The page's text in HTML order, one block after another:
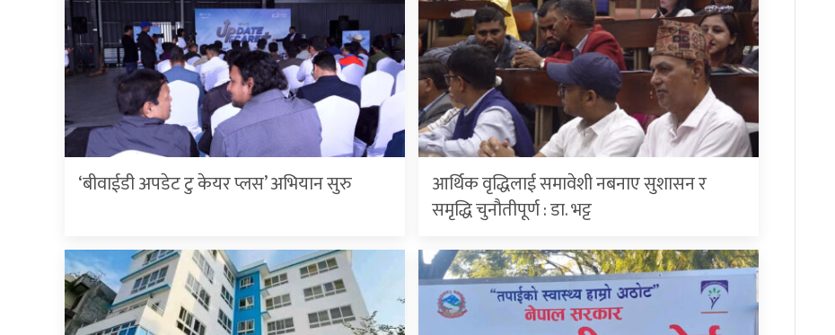
‘बीवाईडी अपडेट टु केयर प्लस’ अभियान सुरु
आर्थिक वृद्धिलाई समावेशी नबनाए सुशासन र
समृद्धि चुनौतीपूर्ण : डा. भट्ट